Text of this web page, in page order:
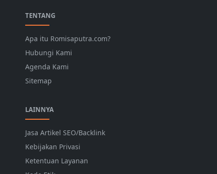
TENTANG
Apa itu Romisaputra.com?
Hubungi Kami
Agenda Kami
Sitemap
LAINNYA
Jasa Artikel SEO/Backlink
Kebijakan Privasi
Ketentuan Layanan